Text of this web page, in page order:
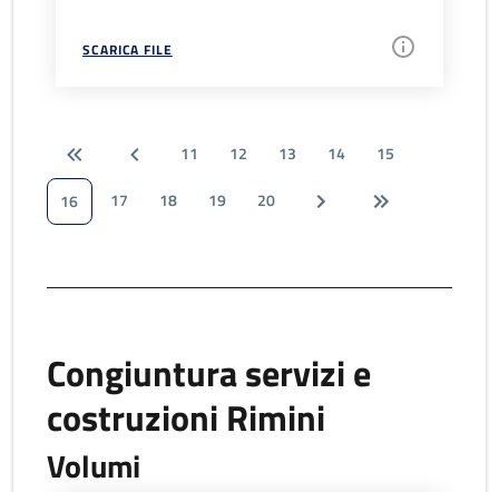
SCARICA FILE
11 12 13 14
15
16
17 18 19 20
Congiuntura servizi e
costruzioni Rimini
Volumi